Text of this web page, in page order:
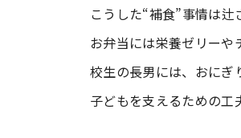
こうした“補食”事情は
お弁当には栄養ゼリーや
校生の長男には、おにぎ
子どもを支えるための工